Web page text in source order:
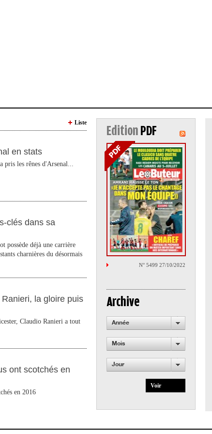
Liste
en stats
pris les rênes d'Arsenal...
clés dans sa
possède déjà une carrière
charnières du désormais
la gloire puis
Claudio Ranieri a tout
ont scotchés en
en 2016
Edition PDF
N° 5499 27/10/2022
Archive
Année
Mois
Jour
Voir